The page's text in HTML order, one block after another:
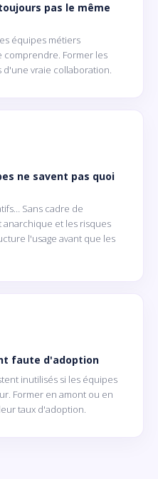
pas le même
équipes métiers
comprendre. Former les
vraie collaboration.
ne savent pas quoi
Sans cadre de
et les risques
l'usage avant que les
faute d'adoption
inutilisés si les équipes
Former en amont ou en
taux d'adoption.